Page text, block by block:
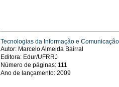
Tecnologias da Informação e
Autor: Marcelo Almeida Bairral
Editora: Edur/UFRRJ
Número de páginas: 111
Ano de lançamento: 2009